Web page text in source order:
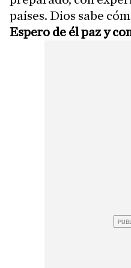
países. Dios sabe
Espero de él paz y